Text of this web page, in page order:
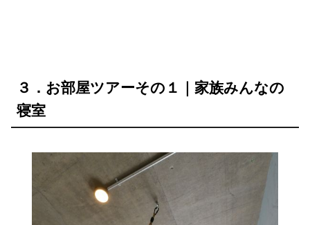
３．お部屋ツアーその１｜家族みんなの
寝室